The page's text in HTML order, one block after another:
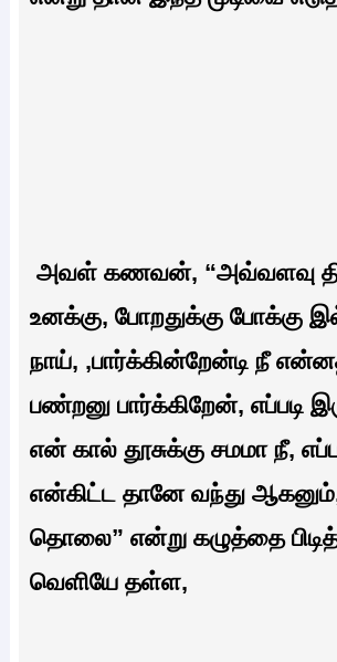
அவள் கணவன், “அவ்வளவு
உனக்கு, போறதுக்கு போக்கு
நாய், ,பார்க்கின்றேன்டி நீ
பண்றனு பார்க்கிறேன், எப்படி
என் கால் தூசுக்கு சமமா நீ,
என்கிட்ட தானே வந்து
தொலை” என்று கழுத்தை
வெளியே தள்ள,